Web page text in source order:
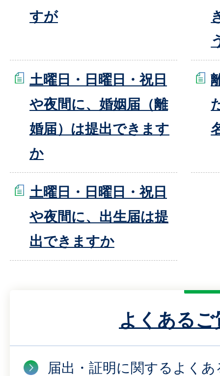
すが
土曜日・日曜日・祝日
や夜間に、婚姻届（離
婚届）は提出できます
か
土曜日・日曜日・祝日
や夜間に、出生届は提
出できますか
よくあるご
届出・証明に関するよくあ